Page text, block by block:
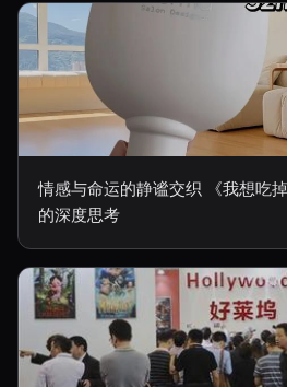
情感与命运的静谧交织 《我想吃
的深度思考